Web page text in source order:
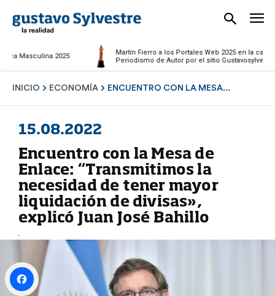
2025
Martín Fierro a los Portales Web 2025 en la categoría
Periodismo de Autor por el sitio Gustavosylvestre.com
INICIO ECONOMÍA ENCUENTRO CON LA MESA...
15.08.2022
Encuentro con la Mesa de
Enlace: “Transmitimos la
necesidad de tener mayor
liquidación de divisas»,
explicó Juan José Bahillo